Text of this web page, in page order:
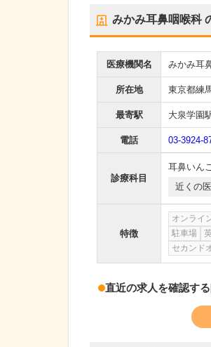
みかみ耳鼻咽喉科
医療機関名 みかみ耳
所在地 東京都練
最寄駅 大泉学園
電話 03-3924-
診療科目
耳鼻いん
近くの
特徴
オンライ
駐車場
セカンド
直近の求人を確認する